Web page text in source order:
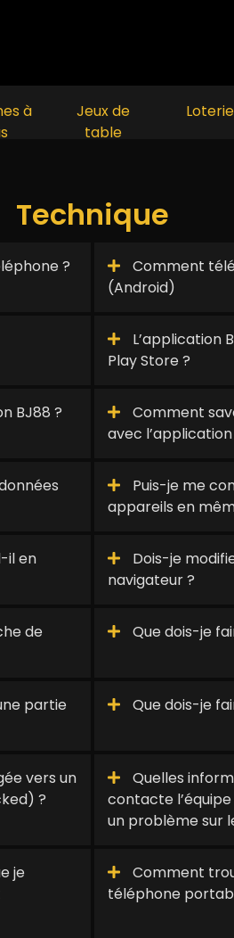
à
Jeux de
table
Loterie
Technique
?
Comment
(Android)
L’application
Play Store ?
BJ88 ?
Comment
avec
Puis-je me
appareils en
il en
Dois-je
navigateur ?
de
Que dois-je
partie
Que dois-je
vers un
?
Quelles
contacte
un problème sur
je
Comment
téléphone